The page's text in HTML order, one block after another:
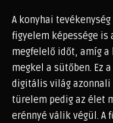
A konyhai
figyelem képessége
megfelelő időt, amíg a
megkel a sütőben. Ez
digitális világ azonnali
türelem pedig az élet
erénnyé válik végül. A